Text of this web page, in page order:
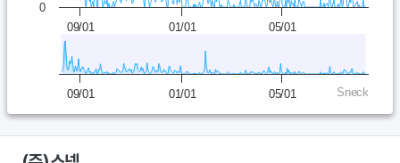
09/01 01/01 05/01
0
Sneck
09/01 01/01 05/01